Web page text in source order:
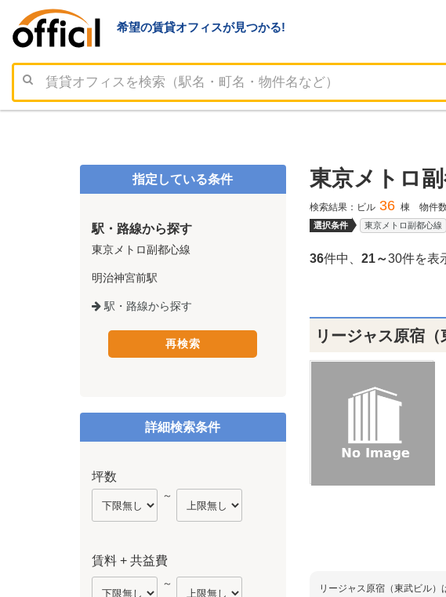
希望の賃貸オフィスが見つかる!
東京メトロ
検索結果：ビル 36 棟 物件
選択条件 東京メトロ副都心線
36件中、 21～30件を表
リージャス原宿（
リージャス原宿（東武ビル
指定している条件
駅・路線から探す
東京メトロ副都心線
明治神宮前駅
駅・路線から探す
詳細検索条件
坪数
～
賃料 + 共益費
～